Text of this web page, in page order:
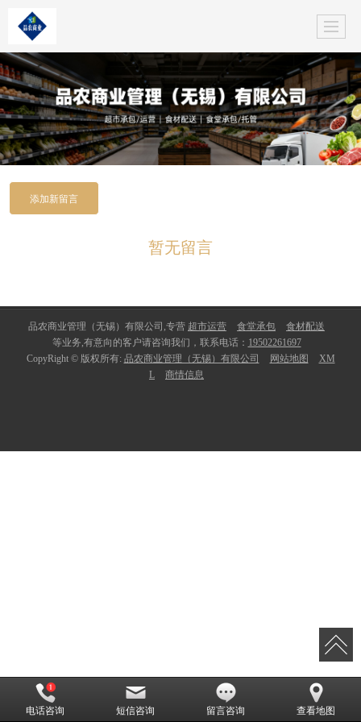
添加新留言
暂无留言
品农商业管理（无锡）有限公司,专营 超市运营 食堂承包
食材配送
等业务,有意向的客户请咨询我们，联系电话： 19502261697
CopyRight © 版权所有: 品农商业管理（无锡）有限公司 网站地图
XM
L
商情信息
电话咨询 短信咨询 留言咨询 查看地图